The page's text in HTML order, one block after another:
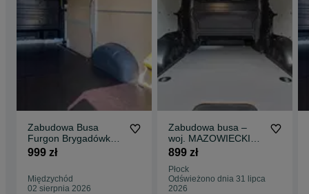
Zabudowa Busa
Furgon Brygadówka |
Podłoga Boczki
999 zł
Międzychód
02 sierpnia 2026
Zabudowa busa –
woj. MAZOWIECKIE –
podłoga, boki,
899 zł
Płock
Odświeżono dnia 31 lipca
2026